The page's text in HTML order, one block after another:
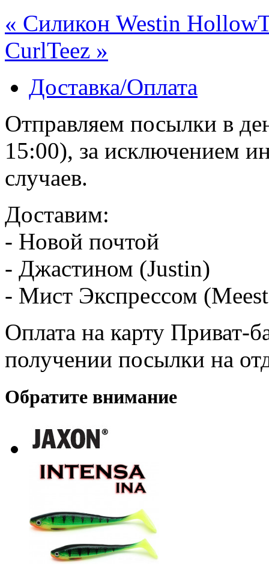
« Силикон Westin
CurlTeez »
Доставка/Оплата
Отправляем посылки в
15:00), за исключением
случаев.
Доставим:
- Новой почтой
- Джастином (Justin)
- Мист Экспрессом
Оплата на карту Приват-
получении посылки на
Обратите внимание